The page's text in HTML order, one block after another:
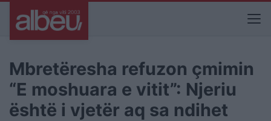
Mbretëresha refuzon çmimin
“E moshuara e vitit”: Njeriu
është i vjetër aq sa ndihet